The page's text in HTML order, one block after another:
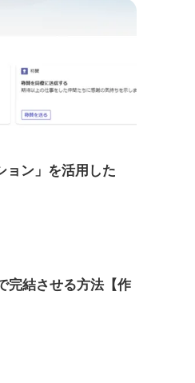
ン」を活用した
結させる方法【作